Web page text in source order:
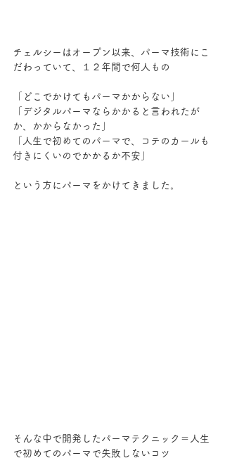
チェルシーはオープン以来、パーマ技術にこ
だわっていて、１２年間で何人もの
「どこでかけてもパーマかからない」
「デジタルパーマならかかると言われたが
か、かからなかった」
「人生で初めてのパーマで、コテのカールも
付きにくいのでかかるか不安」
という方にパーマをかけてきました。
そんな中で開発したパーマテクニック＝人生
で初めてのパーマで失敗しないコツ